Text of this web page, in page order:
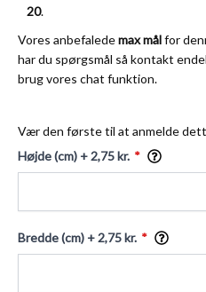
20.
Vores anbefaledemax målfor
har du spørgsmål så kontakt
brug vores chat funktion.
Vær den første til at anmelde
Højde (cm) + 2,75 kr.
Bredde (cm) + 2,75 kr.